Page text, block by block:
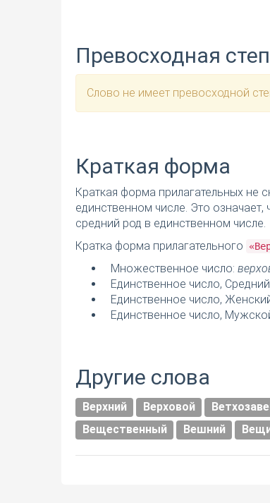
Превосходная
Слово не имеет превосходной
Краткая форма
Краткая форма прилагательных не
единственном числе. Это
средний род в единственном числе.
Кратка форма прилагательного
Множественное число:
Единственное число,
Единственное число,
Единственное число,
Другие слова
Верхний Верховой
Вещественный
Вешний